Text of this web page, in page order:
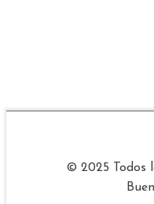
© 2025 Todos